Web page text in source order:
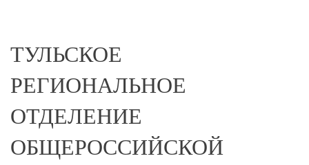
ТУЛЬСКОЕ
РЕГИОНАЛЬНОЕ
ОТДЕЛЕНИЕ
ОБЩЕРОССИЙСКОЙ